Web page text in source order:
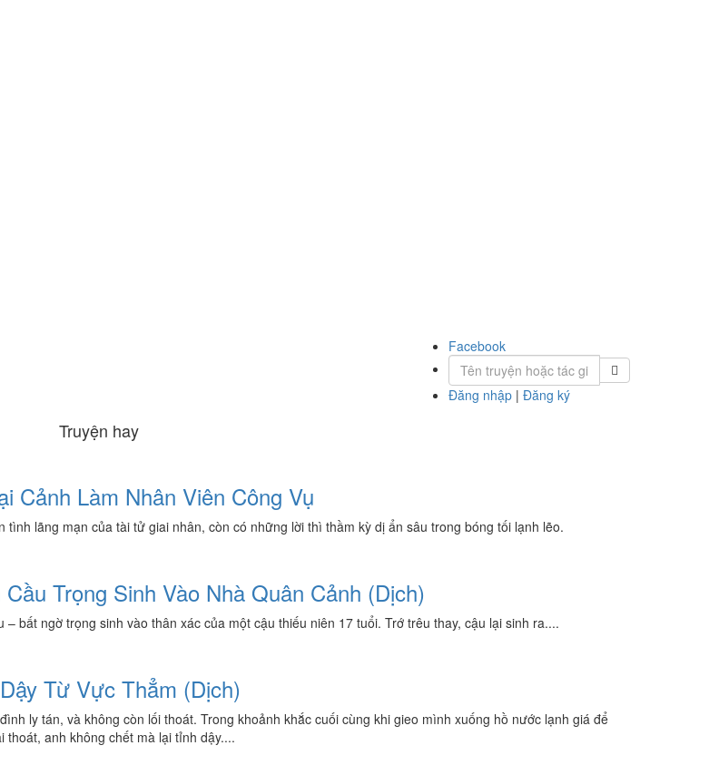
Facebook
Đăng nhập | Đăng ký
Truyện hay
Cảnh Làm Nhân Viên Công Vụ
lãng mạn của tài tử giai nhân, còn có những lời thì thầm kỳ dị ẩn sâu trong bóng tối lạnh lẽo.
Trọng Sinh Vào Nhà Quân Cảnh (Dịch)
bất ngờ trọng sinh vào thân xác của một cậu thiếu niên 17 tuổi. Trớ trêu thay, cậu lại sinh ra....
Từ Vực Thẳm (Dịch)
ly tán, và không còn lối thoát. Trong khoảnh khắc cuối cùng khi gieo mình xuống hồ nước lạnh giá để
thoát, anh không chết mà lại tỉnh dậy....